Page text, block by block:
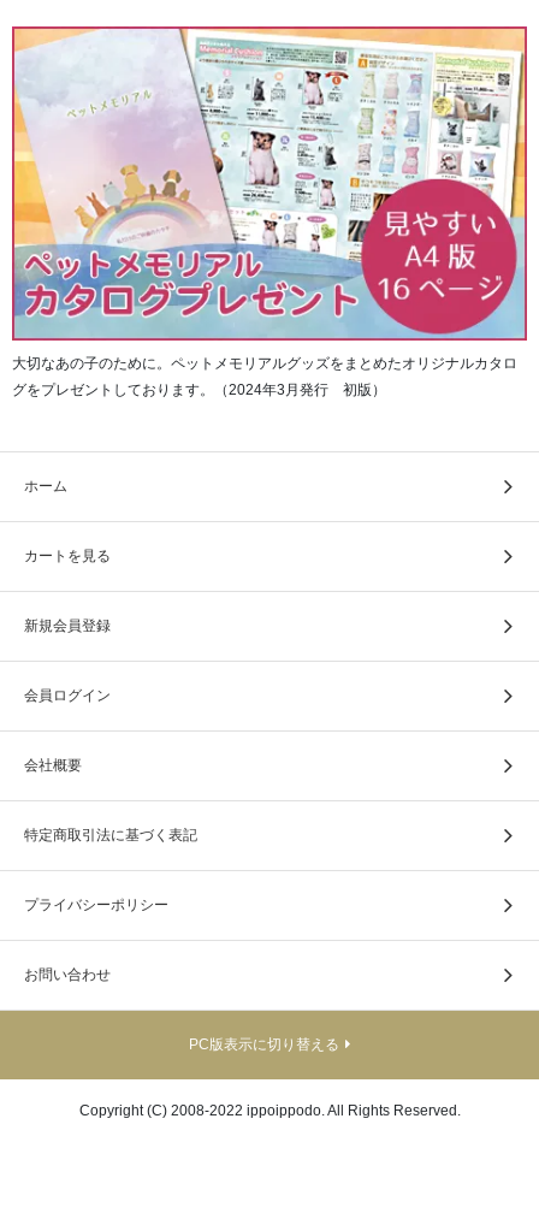
いらいらするなくよくよするな・・・おおらかに
大切なあの子のために。ペットメモリアルグッズをまとめたオリジナルカタロ
グをプレゼントしております。（2024年3月発行 初版）
ホーム
カートを見る
新規会員登録
会員ログイン
会社概要
特定商取引法に基づく表記
プライバシーポリシー
お問い合わせ
PC版表示に切り替える
Copyright (C) 2008-2022 ippoippodo. All Rights Reserved.